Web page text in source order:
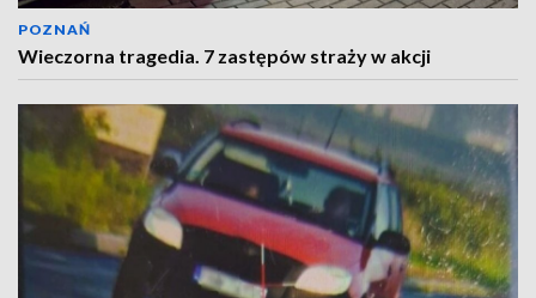
POZNAŃ
Wieczorna tragedia. 7 zastępów straży w akcji